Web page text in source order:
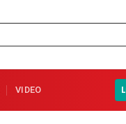
VIDEO